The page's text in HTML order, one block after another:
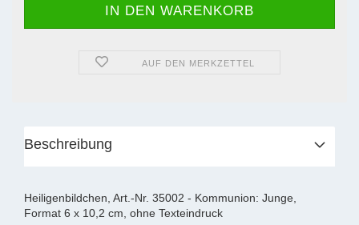
AUF DEN MERKZETTEL
Beschreibung
Heiligenbildchen, Art.-Nr. 35002 - Kommunion: Junge,
Format 6 x 10,2 cm, ohne Texteindruck